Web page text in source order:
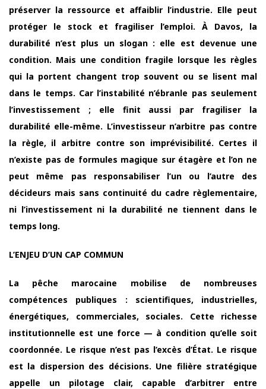
préserver la ressource et affaiblir l’industrie. Elle peut
protéger le stock et fragiliser l’emploi. À Davos, la
durabilité n’est plus un slogan : elle est devenue une
condition. Mais une condition fragile lorsque les règles
qui la portent changent trop souvent ou se lisent mal
dans le temps. Car l’instabilité n’ébranle pas seulement
l’investissement ; elle finit aussi par fragiliser la
durabilité elle-même. L’investisseur n’arbitre pas contre
la règle, il arbitre contre son imprévisibilité. Certes il
n’existe pas de formules magique sur étagère et l’on ne
peut même pas responsabiliser l’un ou l’autre des
décideurs mais sans continuité du cadre règlementaire,
ni l’investissement ni la durabilité ne tiennent dans le
temps long.
L’ENJEU D’UN CAP COMMUN
La pêche marocaine mobilise de nombreuses
compétences publiques : scientifiques, industrielles,
énergétiques, commerciales, sociales. Cette richesse
institutionnelle est une force — à condition qu’elle soit
coordonnée. Le risque n’est pas l’excès d’État. Le risque
est la dispersion des décisions. Une filière stratégique
appelle un pilotage clair, capable d’arbitrer entre